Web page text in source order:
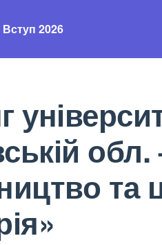
Вступ 2026
та